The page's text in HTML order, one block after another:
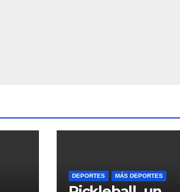
DEPORTES MÁS DEPORTES